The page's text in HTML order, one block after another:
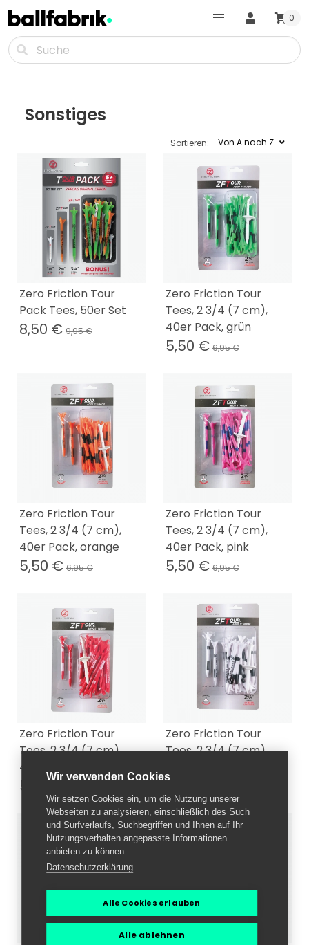
Wir verwenden Cookies
Wir setzen Cookies ein, um die Nutzung unserer
Webseiten zu analysieren, einschließlich des Such
und Surfverlaufs, Suchbegriffen und Ihnen auf Ihr
Nutzungsverhalten angepasste Informationen
anbieten zu können.
Datenschutzerklärung
Alle Cookies erlauben
Alle ablehnen
0
Sonstiges
Sortieren: Von A nach Z
Zero Friction Tour
Pack Tees, 50er Set
8,50 € 9,95 €
Zero Friction Tour
Tees, 2 3/4 (7 cm),
40er Pack, grün
5,50 € 6,95 €
Zero Friction Tour
Tees, 2 3/4 (7 cm),
40er Pack, orange
5,50 € 6,95 €
Zero Friction Tour
Tees, 2 3/4 (7 cm),
40er Pack, pink
5,50 € 6,95 €
Zero Friction Tour
Tees, 2 3/4 (7 cm),
40er Pack, rot
5,50 €
Zero Friction Tour
Tees, 2 3/4 (7 cm),
5,50 €